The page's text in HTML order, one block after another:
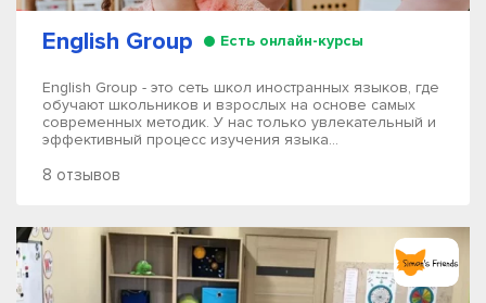
English Group Есть онлайн-курсы
English Group - это сеть школ иностранных языков, где
обучают школьников и взрослых на основе самых
современных методик. У нас только увлекательный и
эффективный процесс изучения языка...
8 отзывов